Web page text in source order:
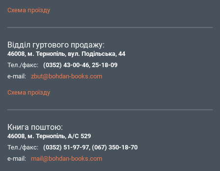
Схема проїзду
Відділ гуртового продажу:
46008, м. Тернопіль, вул. Подільська, 44
Тел./факс:
(0352) 43-00-46, 25-18-09
e-mail:
zbut@bohdan-books.com
Схема проїзду
Книга поштою:
46008, м. Тернопіль, А/С 529
Тел./факс:
(0352) 51-97-97, (067) 350-18-70
e-mail:
mail@bohdan-books.com